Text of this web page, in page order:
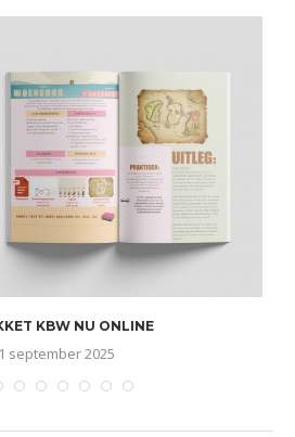
KBW NU ONLINE
september 2025